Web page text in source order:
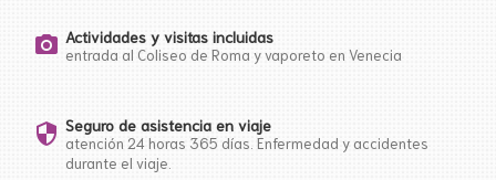
photo_camera Actividades y visitas incluidas
entrada al Coliseo de Roma y vaporeto en Venecia
security Seguro de asistencia en viaje
atención 24 horas 365 días. Enfermedad y accidentes
durante el viaje.